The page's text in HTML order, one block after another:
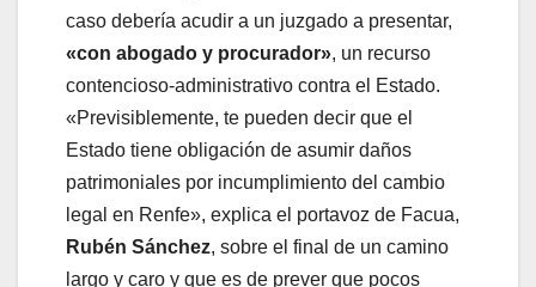
caso debería acudir a un juzgado a presentar,
«con abogado y procurador», un recurso
contencioso-administrativo contra el Estado.
«Previsiblemente, te pueden decir que el
Estado tiene obligación de asumir daños
patrimoniales por incumplimiento del cambio
legal en Renfe», explica el portavoz de Facua,
Rubén Sánchez, sobre el final de un camino
largo y caro y que es de prever que pocos